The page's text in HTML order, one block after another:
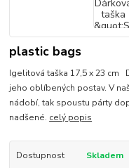
plastic bags
Igelitová taška 17,5 x 23 cm
jeho oblíbených postav. V
nádobí, tak spoustu párty
nadšené. celý popis
Dostupnost
Skladem